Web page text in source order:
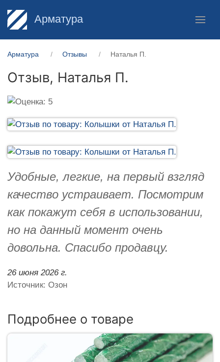
Арматура
Арматура Отзывы Наталья П.
Отзыв, Наталья П.
Удобные, легкие, на первый взгляд
качество устраивает. Посмотрим
как покажут себя в использовании,
но на данный момент очень
довольна. Спасибо продавцу.
26 июня 2026 г.
Источник: Озон
Подробнее о товаре